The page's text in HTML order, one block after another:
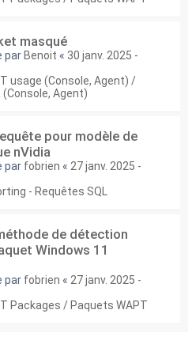
masqué
par Benoit « 30 janv. 2025 -
usage (Console, Agent) /
Agent)
pour modèle de
nVidia
par fobrien « 27 janv. 2025 -
- Requêtes SQL
de détection
Windows 11
par fobrien « 27 janv. 2025 -
Packages / Paquets WAPT